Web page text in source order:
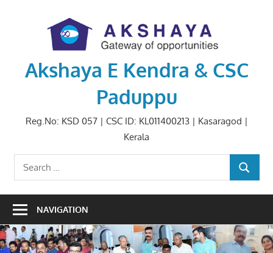
Akshaya E Kendra & CSC
Paduppu
Reg.No: KSD 057 | CSC ID: KL011400213 | Kasaragod |
Kerala
Search
for:
SEARCH
NAVIGATION